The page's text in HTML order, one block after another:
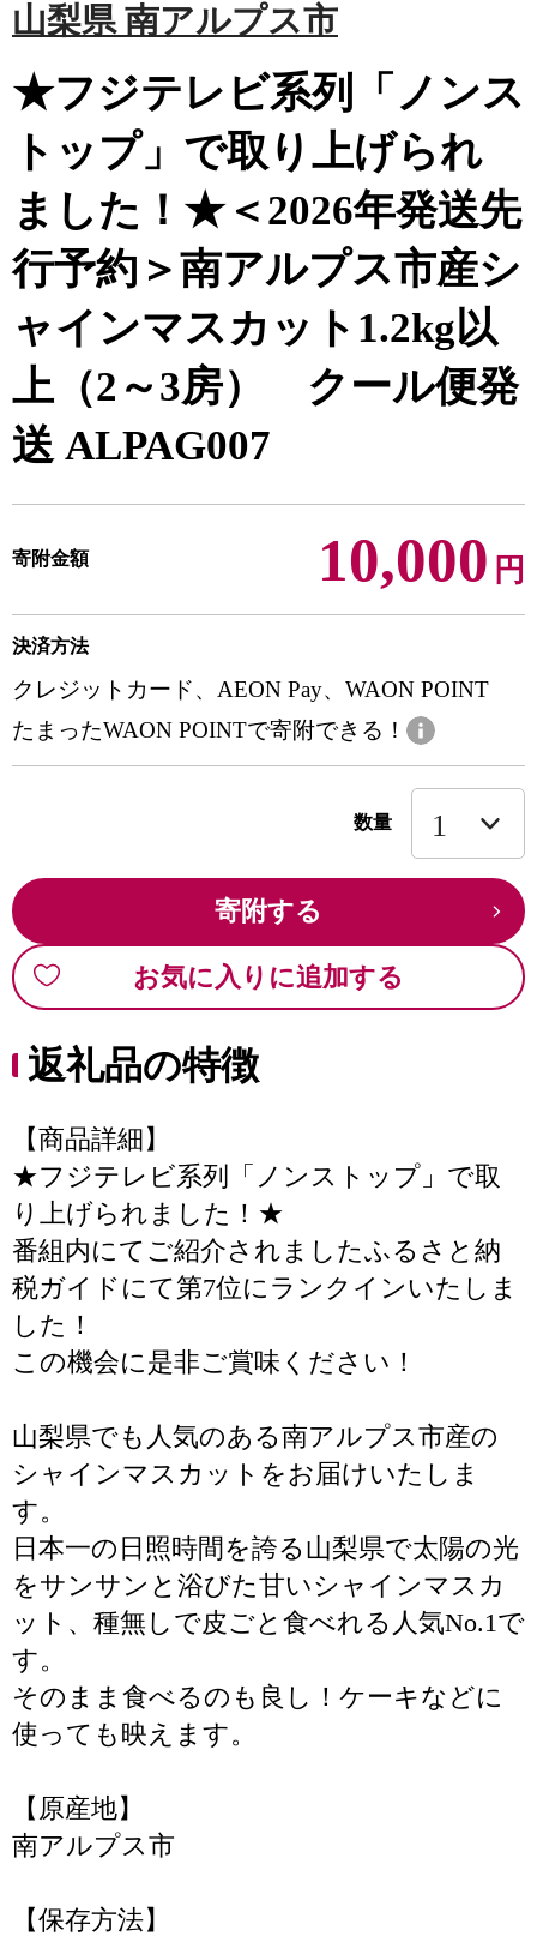
山梨県 南アルプス市
★フジテレビ系列「ノンス
トップ」で取り上げられ
ました！★＜2026年発送先
行予約＞南アルプス市産シ
ャインマスカット1.2kg以
上（2～3房） クール便発
送 ALPAG007
寄附金額 10,000 円
決済方法
クレジットカード、AEON Pay、WAON POINT
たまったWAON POINTで寄附できる！
数量
寄附する
お気に入りに追加する
返礼品の特徴
【商品詳細】
★フジテレビ系列「ノンストップ」で取
り上げられました！★
番組内にてご紹介されましたふるさと納
税ガイドにて第7位にランクインいたしま
した！
この機会に是非ご賞味ください！
山梨県でも人気のある南アルプス市産の
シャインマスカットをお届けいたしま
す。
日本一の日照時間を誇る山梨県で太陽の光
をサンサンと浴びた甘いシャインマスカ
ット、種無しで皮ごと食べれる人気No.1で
す。
そのまま食べるのも良し！ケーキなどに
使っても映えます。
【原産地】
南アルプス市
【保存方法】